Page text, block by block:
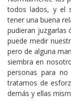
todos lados, y el
tener una buena
pudieran juzgarlas
puede medir
pero de alguna
siembra en
personas para
tratamos de
demás y ellas